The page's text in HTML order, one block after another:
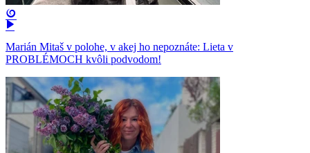
Marián Mitaš v polohe, v akej ho nepoznáte: Lieta v
PROBLÉMOCH kvôli podvodom!